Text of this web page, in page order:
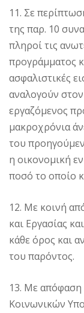
11. Σε
της παρ. 10
πληροί τις
προγράμματος
ασφαλιστικές
αναλογούν
εργαζόμενος
μακροχρόνια
του
η οικονομική
ποσό το οποίο
12. Με κοινή
και Εργασίας
κάθε όρος και
του παρόντος.
13. Με απόφαση
Κοινωνικών